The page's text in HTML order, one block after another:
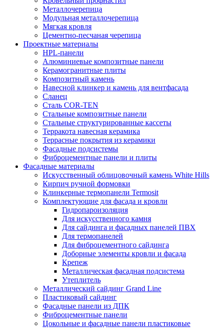
Металлочерепица
Модульная металлочерепица
Мягкая кровля
Цементно-песчаная черепица
Проектные материалы
HPL-панели
Алюминиевые композитные панели
Керамогранитные плиты
Композитный камень
Навесной клинкер и камень для вентфасада
Сланец
Сталь COR-TEN
Стальные композитные панели
Стальные структурированные кассеты
Терракота навесная керамика
Террасные покрытия из керамики
Фасадные подсистемы
Фиброцементные панели и плиты
Фасадные материалы
Искусственный облицовочный камень White Hills
Кирпич ручной формовки
Клинкерные термопанели Termosit
Комплектующие для фасада и кровли
Гидропароизоляция
Для искусственного камня
Для сайдинга и фасадных панелей ПВХ
Для термопанелей
Для фиброцементного сайдинга
Доборные элементы кровли и фасада
Крепеж
Металлическая фасадная подсистема
Утеплитель
Металлический сайдинг Grand Line
Пластиковый сайдинг
Фасадные панели из ДПК
Фиброцементные панели
Цокольные и фасадные панели пластиковые